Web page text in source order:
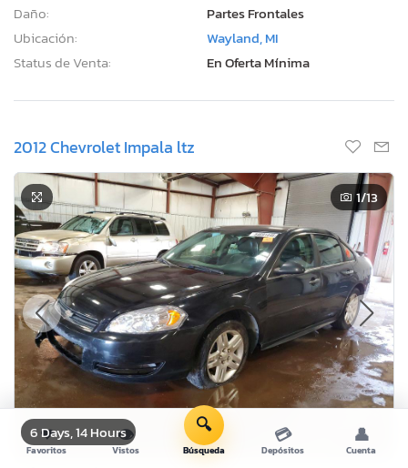
Daño:
Partes Frontales
Ubicación:
Wayland, MI
Status de Venta:
En Oferta Mínima
2012 Chevrolet Impala ltz
6 Days, 14 Hours
1/13
❤
Favoritos
👁
Vistos
🔍
Búsqueda
💳
Depósitos
👤
Cuenta